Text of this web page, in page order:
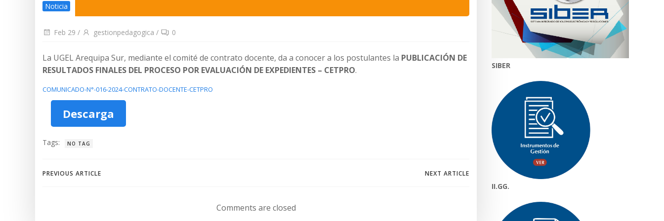
Noticia
Feb 29 / gestionpedagogica / 0
La UGEL Arequipa Sur, mediante el comité de contrato docente, da a conocer a los postulantes la PUBLICACIÓN DE
RESULTADOS FINALES DEL PROCESO POR EVALUACIÓN DE EXPEDIENTES – CETPRO.
COMUNICADO-N°-016-2024-CONTRATO-DOCENTE-CETPRO
Descarga
Tags: NO TAG
Navegación
PREVIOUS ARTICLE
de
NEXT ARTICLE
Comments are closed
SIBER
II.GG.